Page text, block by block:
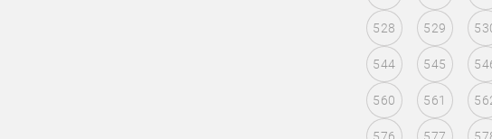
528 529
544 545
560 561
576 577